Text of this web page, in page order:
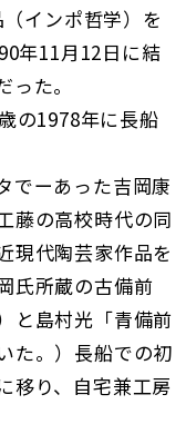
インポ哲学）を
年11月12日に結
た。
の1978年に長船
でーあった吉岡康
藤の高校時代の同
現代陶芸家作品を
氏所蔵の古備前
と島村光「青備前
た。）長船での初
移り、自宅兼工房